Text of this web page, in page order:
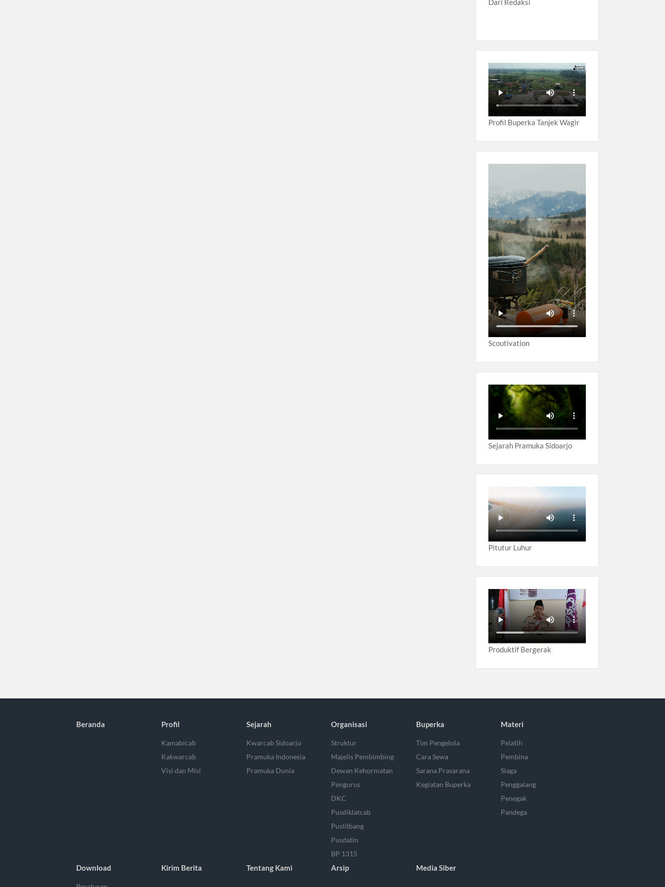
Profil Buperka Tanjek Wagir
Scoutivation
Sejarah Pramuka Sidoarjo
Pitutur Luhur
Produktif Bergerak
Beranda Profil
Kamabicab
Kakwarcab
Visi dan Misi
Sejarah
Kwarcab Sidoarjo
Pramuka Indonesia
Pramuka Dunia
Organisasi
Struktur
Majelis Pembimbing
Dewan Kehormatan
Pengurus
DKC
Pusdiklatcab
Puslitbang
Pusdatin
BP 1315
Buperka
Tim Pengelola
Cara Sewa
Sarana Prasarana
Kegiatan Buperka
Materi
Pelatih
Pembina
Siaga
Penggalang
Penegak
Pandega
Download Kirim Berita Tentang Kami Arsip Media Siber